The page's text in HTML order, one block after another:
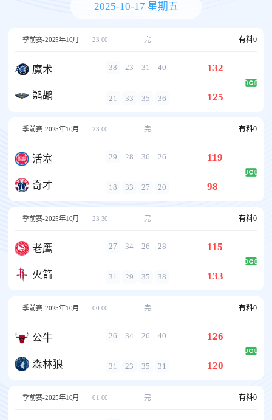
2025-10-17 星期五
季前赛-2025年10月 23:00 完 有料0
魔术
鹈鹕
38 23 31 40
21 33 35 36
132
125
季前赛-2025年10月 23:00 完 有料0
活塞
奇才
29 28 36 26
18 33 27 20
119
98
季前赛-2025年10月 23:30 完 有料0
老鹰
火箭
27 34 26 28
31 29 35 38
115
133
季前赛-2025年10月 00:00 完 有料0
公牛
森林狼
26 34 26 40
31 23 35 31
126
120
季前赛-2025年10月 01:00 完 有料0